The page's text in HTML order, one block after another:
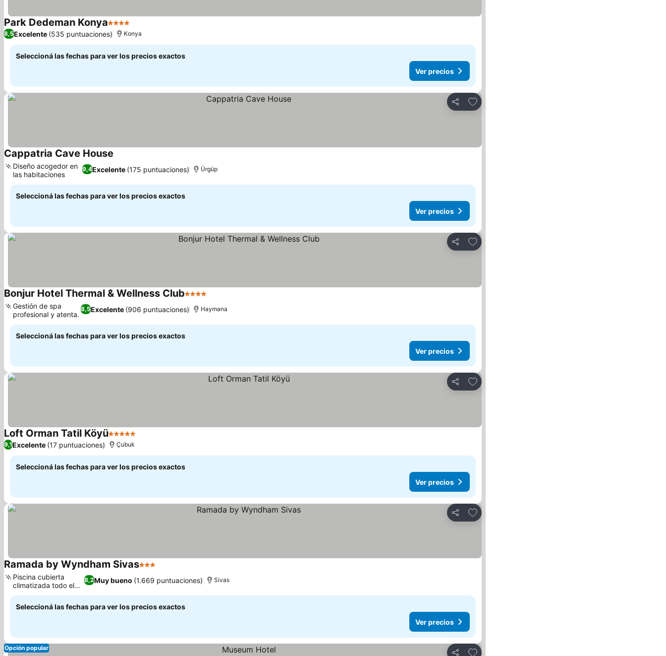
Park Dedeman Konya4 Estrellas
8,5Excelente (535 puntuaciones) Konya
Seleccioná las fechas para ver los precios exactos
Ver precios
Compartir
Añadir a favoritos
Cappatria Cave House
9,4Excelente (175 puntuaciones)
Diseño acogedor en
las habitaciones
Ürgüp
Seleccioná las fechas para ver los precios exactos
Ver precios
Compartir
Añadir a favoritos
Bonjur Hotel Thermal & Wellness Club4 Estrellas
8,5Excelente (906 puntuaciones)
Gestión de spa
profesional y atenta.
Haymana
Seleccioná las fechas para ver los precios exactos
Ver precios
Compartir
Añadir a favoritos
Loft Orman Tatil Köyü5 Estrellas
9,1Excelente (17 puntuaciones) Çubuk
Seleccioná las fechas para ver los precios exactos
Ver precios
Compartir
Añadir a favoritos
Ramada by Wyndham Sivas3 Estrellas
8,2Muy bueno (1.669 puntuaciones)
Piscina cubierta
climatizada todo el
año
Sivas
Seleccioná las fechas para ver los precios exactos
Ver precios
Añadir a favoritos
Opción popular